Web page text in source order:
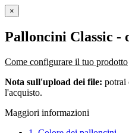
×
Palloncini Classic -
Come configurare il tuo prodotto
Nota sull'upload dei file: potrai
l'acquisto.
Maggiori informazioni